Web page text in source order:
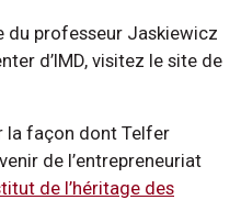
du professeur Jaskiewicz
d’IMD, visitez le site de
la façon dont Telfer
de l’entrepreneuriat
de l’héritage des